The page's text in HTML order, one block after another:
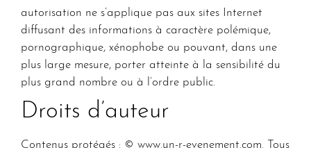
autorisation ne s’applique pas aux sites Internet
diffusant des informations à caractère polémique,
pornographique, xénophobe ou pouvant, dans une
plus large mesure, porter atteinte à la sensibilité du
plus grand nombre ou à l’ordre public.
Droits d’auteur
Contenus protégés : © www.un-r-evenement.com. Tous